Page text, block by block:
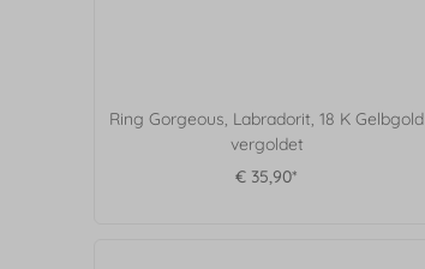
Ring Gorgeous, Labradorit, 18 K Gelbgold
vergoldet
€ 35,90*